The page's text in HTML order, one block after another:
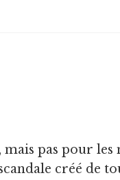
pas pour les
créé de